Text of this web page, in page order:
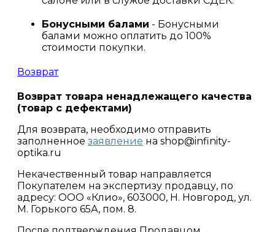
Бонусными балами - Бонусными
балами можно оплатить до 100%
стоимости покупки.
Возврат
Возврат товара ненадлежащего качества
(товар с дефектами)
Для возврата, необходимо отправить
заполненное заявление на shop@infinity-
optika.ru
Некачественный товар направляется
Покупателем на экспертизу продавцу, по
адресу: ООО «Клио», 603000, Н. Новгород, ул.
М. Горького 65А, пом. 8.